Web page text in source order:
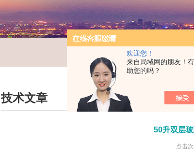
欢迎您！
来自局域网的朋友！
助您的吗？
技术文章
50升双层
点击